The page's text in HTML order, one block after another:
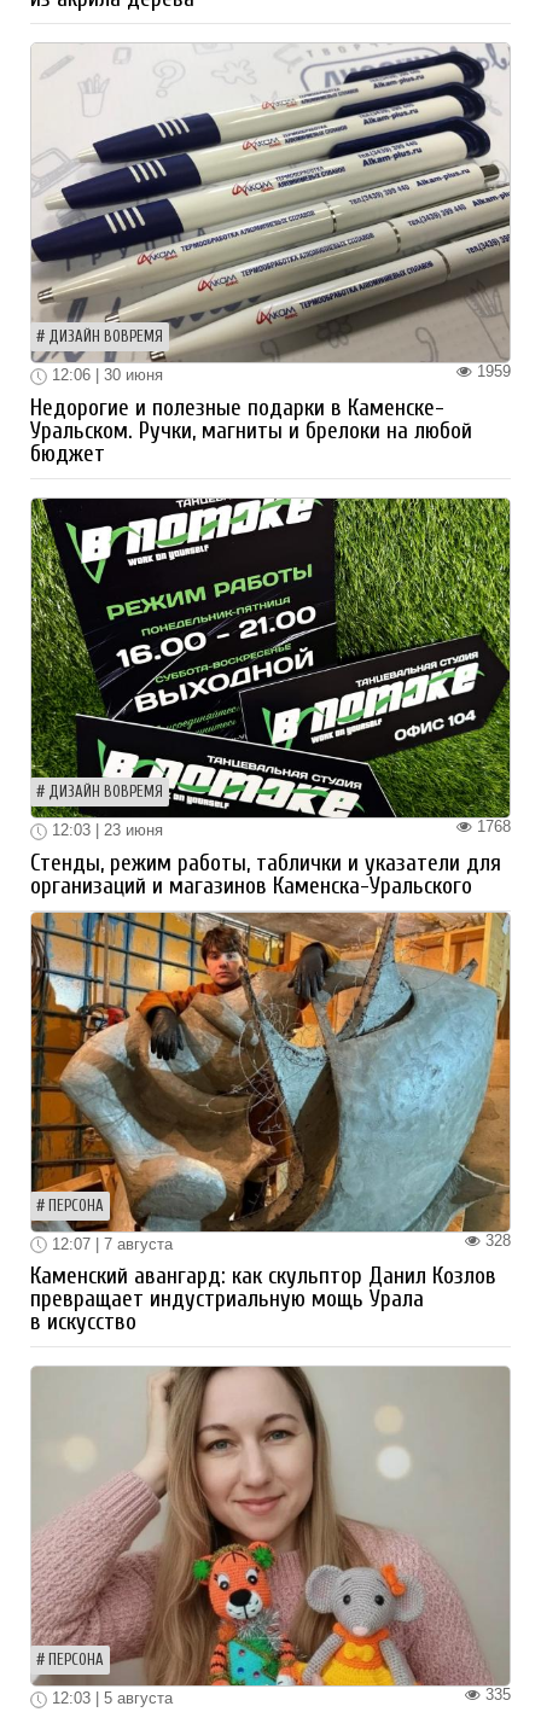
ДИЗАЙН ВОВРЕМЯ
1959
12:06 | 30 июня
Недорогие и полезные подарки в Каменске-
Уральском. Ручки, магниты и брелоки на любой
бюджет
ДИЗАЙН ВОВРЕМЯ
1768
12:03 | 23 июня
Стенды, режим работы, таблички и указатели для
организаций и магазинов Каменска-Уральского
ПЕРСОНА
328
12:07 | 7 августа
Каменский авангард: как скульптор Данил Козлов
превращает индустриальную мощь Урала
в искусство
ПЕРСОНА
335
12:03 | 5 августа